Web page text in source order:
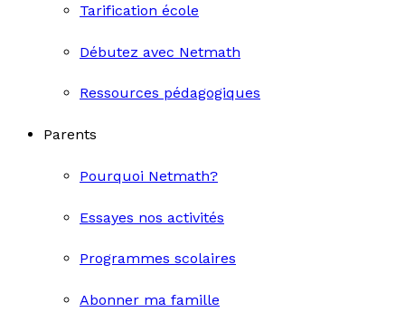
Tarification école
Débutez avec Netmath
Ressources pédagogiques
Parents
Pourquoi Netmath?
Essayes nos activités
Programmes scolaires
Abonner ma famille